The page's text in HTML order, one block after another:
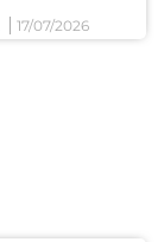
17/07/2026